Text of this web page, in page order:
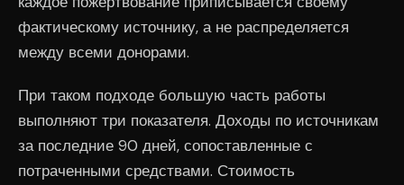
фактическому источнику, а не распределяется
между всеми донорами.
При таком подходе большую часть работы
выполняют три показателя. Доходы по источникам
за последние 90 дней, сопоставленные с
потраченными средствами. Стоимость